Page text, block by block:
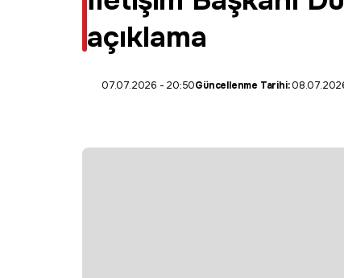
açıklama
07.07.2026 - 20:50Güncellenme Tarihi: